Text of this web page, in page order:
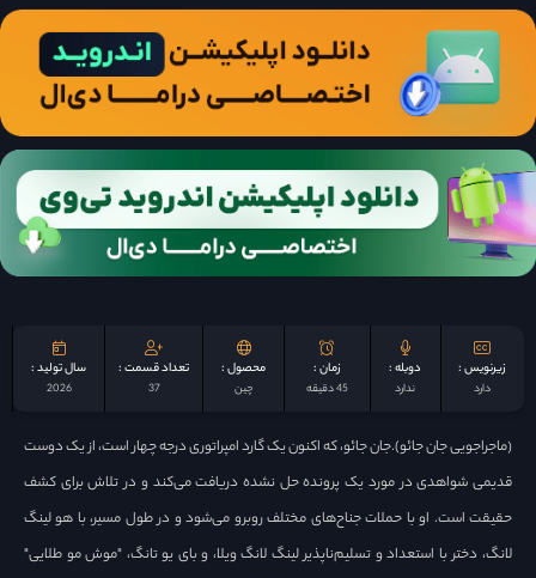
زیرنویس :
دارد
دوبله :
ندارد
زمان :
45 دقیقه
محصول :
چين
تعداد قسمت :
37
سال تولید :
2026
(ماجراجویی جان جائو).جان جائو، که اکنون یک گارد امپراتوری درجه چهار است، از یک دوست
قدیمی شواهدی در مورد یک پرونده حل نشده دریافت می‌کند و در تلاش برای کشف
حقیقت است. او با حملات جناح‌های مختلف روبرو می‌شود و در طول مسیر، با هو لینگ
لانگ، دختر با استعداد و تسلیم‌ناپذیر لینگ لانگ ویلا، و بای یو تانگ، "موش مو طلایی"